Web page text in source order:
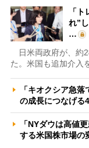
「
れ”
…
日米両政府が、約
た。米国も追加介入
「キオクシア急
の成長につなげ
「NYダウは高値
する米国株市場